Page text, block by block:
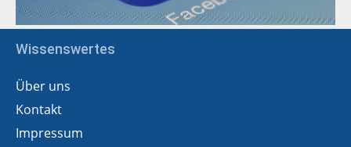
Wissenswertes
Über uns
Kontakt
Impressum